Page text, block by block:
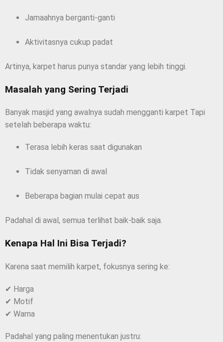
Jamaahnya berganti-ganti
Aktivitasnya cukup padat
Artinya, karpet harus punya standar yang lebih tinggi.
Masalah yang Sering Terjadi
Banyak masjid yang awalnya sudah mengganti karpet Tapi
setelah beberapa waktu:
Terasa lebih keras saat digunakan
Tidak senyaman di awal
Beberapa bagian mulai cepat aus
Padahal di awal, semua terlihat baik-baik saja.
Kenapa Hal Ini Bisa Terjadi?
Karena saat memilih karpet, fokusnya sering ke:
✔ Harga
✔ Motif
✔ Warna
Padahal yang paling menentukan justru: